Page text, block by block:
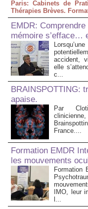
Paris: Cabinets de
Thérapies Brèves.
EMDR:
mémoire s’efface…
accident,
elle
c...
BRAINSPOTTING:
apaise.
Par
France....
Formation EMDR
les mouvements
Formation
IMO, leur
l...